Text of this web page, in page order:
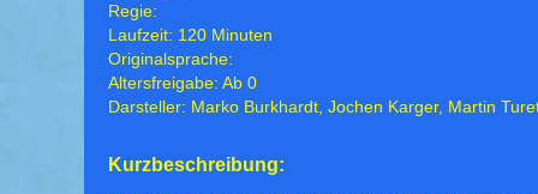
Regie:
Laufzeit: 120 Minuten
Originalsprache:
Altersfreigabe: Ab 0
Darsteller: Marko Burkhardt, Jochen Karger, Martin
Kurzbeschreibung: